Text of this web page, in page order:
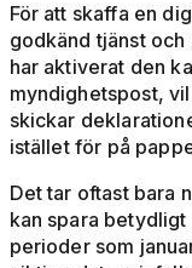
För att skaffa en
godkänd tjänst
har aktiverat den
myndighetspost,
skickar
istället för på
Det tar oftast bara
kan spara
perioder som